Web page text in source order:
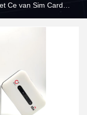
Ce van Sim Card